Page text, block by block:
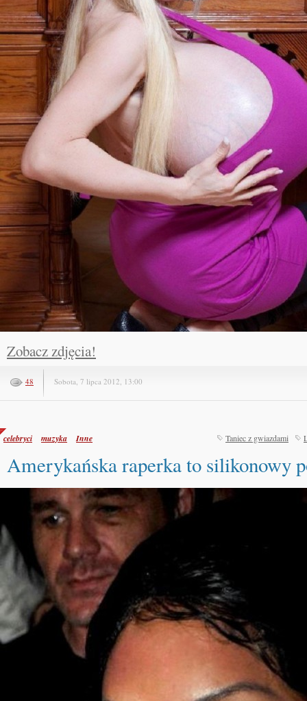
Zobacz zdjęcia!
48 Sobota, 7 lipca 2012, 13:00
celebryci muzyka Inne Taniec z gwiazdami
Amerykańska raperka to silikonowy